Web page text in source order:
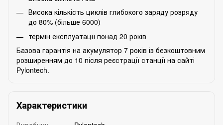
Висока кількість циклів глибокого заряду розряду
до 80% (більше 6000)
термін експлуатації понад 20 років
Базова гарантія на акумулятор 7 років із безкоштовним
розширенням до 10 після реєстрації станції на сайті
Pylontech.
Характеристики